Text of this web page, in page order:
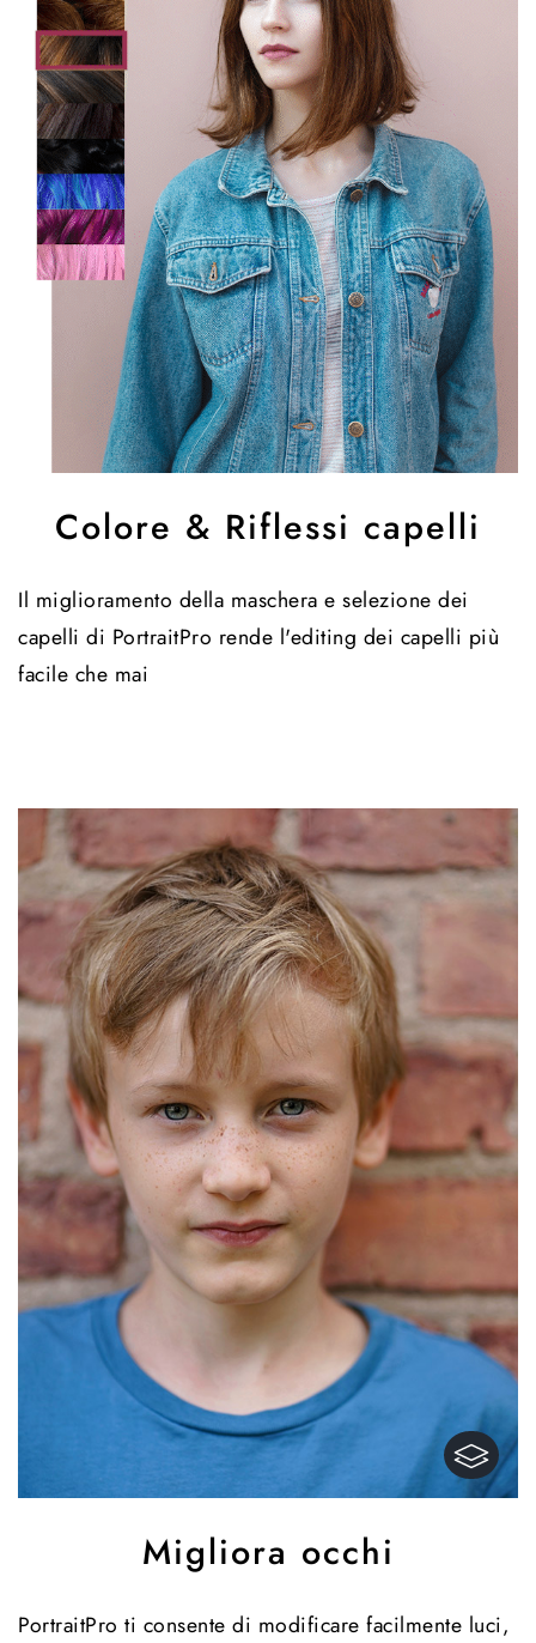
Colore & Riflessi capelli
Il miglioramento della maschera e selezione dei
capelli di PortraitPro rende l'editing dei capelli più
facile che mai
Migliora occhi
PortraitPro ti consente di modificare facilmente luci,